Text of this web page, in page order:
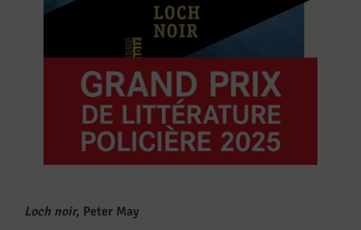
Loch noir, Peter May